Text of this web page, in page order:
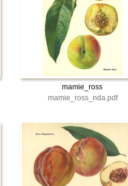
mamie_ross
mamie_ross_nda.pdf